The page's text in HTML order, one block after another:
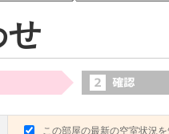
せ
この部屋の最新の空室状況